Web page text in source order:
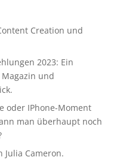
Creation und
2023: Ein
Magazin und
oder IPhone-Moment
man überhaupt noch
Julia Cameron.